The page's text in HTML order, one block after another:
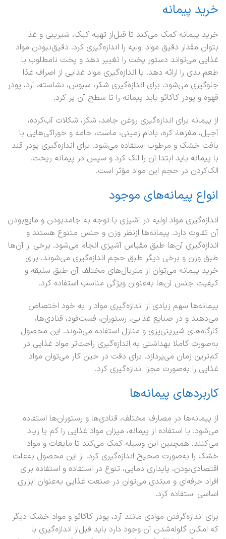
خرید پیمانه
خرید پیمانه کمک می‌کند تا قبل‌از تهیه کیک، شیرینی و غذا
بتوان مقدار دقیق مواد اولیه را اندازه‌گیری کرد. دقیق‌نبودن مواد
غذایی می‌تواند دستور پخت را تغییر دهد و پخت نامطلوب با
طعم بدی را ارائه دهد. با اندازه‌گیری مواد غذایی از اصراف غذا
جلوگیری می‌شود. برای اندازه‌گیری شکر، سبوس، نشاسته، آرد، پودر
قهوه و پودر کاکائو باید پیمانه را تا سطح آن پر کرد.
از پیمانه برای اندازه‌گیری روغن جامد، شکر، شکلات آب‌کرده،
آجیل، مغزها، کره، بادام زمینی، ماست، خامه و خوراکی‌هایی با
بافت خشک و مرطوب استفاده می‌شود. برای اندازه‌گیری پودر قند
با پیمانه باید ابتدا آن را الک کرد و سپس در پیمانه ریخت.
الک‌کردن در حجم این مواد مؤثر است.
انواع پیمانه‌های موجود
اندازه‌گیری مواد اولیه در آشپزی با توجه به جامدبودن و مایع‌بودن
آن تفاوت دارد. پیمانه‌ها ازنظر وزن و جنس متنوع هستند و
اندازه‌گیری آن‌ها طبق مقیاس آشپزی انجام می‌شود. برخی از آن‌ها
طبق وزن و برخی دیگر طبق حجم اندازه‌گیری می‌شوند. برای
خرید پیمانه می‌توان از متریال‌های مختلف آن طبق سلیقه و
کیفیت جنس آن‌ها به‌عنوان ویژگی مناسب استفاده کرد.
پیمانه‌ها سهم زیادی از اندازه‌گیری مواد را به خود اختصاص
می‌دهند و در صنایع غذایی، رستوران، فست‌فود، قنادی‌ها،
کارگاه‌های شیرینی‌پزی و منازل استفاده می‌شوند. این محصول
به‌صورت کاملا بهداشتی به اندازه‌گیری راحت‌تر مواد غذایی در
کم‌ترین زمان می‌پردازد. برای دقت در حین کار می‌توان مواد
غذایی را به‌صورت مجزا اندازه‌گیری کرد.
کاربردهای پیمانه‌ها
از پیمانه‌ها در مصارف مختلف، قنادی‌ها و رستوران‌ها استفاده
می‌شود. با استفاده از پیمانه، میزان مواد غذایی را کم یا زیاد
می‌کنند. همچنین این وسیله کمک می‌کند تا مایعات و مواد
خشک را به‌صورت صحیح اندازه‌گیری کرد. از این محصول به‌علت
اقتصادی‌بودن، پایداری دمایی، تنوع در استفاده و استفاده برای
افراد حرفه‌ای و مبتدی می‌توان در صنعت غذایی به‌عنوان ابزاری
اساسی استفاده کرد.
برای اندازه‌گرفتن موادی مانند آرد، پودر کاکائو و مواد خشک دیگر
که امکان گلوله‌شدن آن وجود دارد باید قبل‌از اندازه‌گیری با